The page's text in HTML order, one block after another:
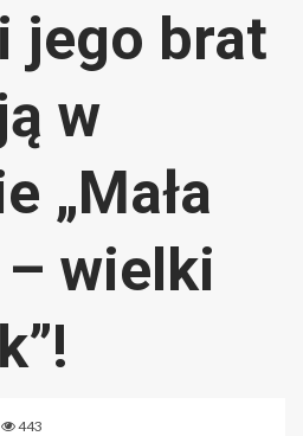
jego brat
w
„Mała
wielki
443